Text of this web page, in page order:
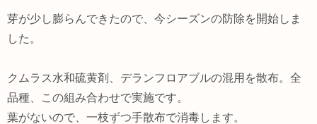
芽が少し膨らんできたので、今シーズンの防除を開始しま
した。
クムラス水和硫黄剤、デランフロアブルの混用を散布。全
品種、この組み合わせで実施です。
葉がないので、一枝ずつ手散布で消毒します。